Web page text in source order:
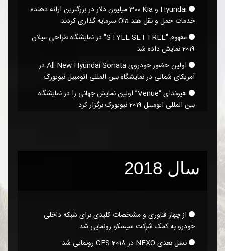
Hyundai و Kia‏ 300 میلیون دلار در بزرگترین ارائه دهنده
خدمات حمل و نقل هند Ola سرمایه گذاری کردند
مفهوم "STYLE SET FREE" در نمایشگاه طراحی میلان
2019 نمایش داده شد
اولین حضور خودروی All New Hyundai Sonata در
آمریکای شمالی در نمایشگاه بین المللی اتومبیل نیویورک
هیوندای “Venue” اولین نمایش جهانی را در نمایشگاه
بین المللی اتومبیل 2019 نیویورک برگزار کرد
سال 2018
از چهار فناوری و مشخصات کلیدی برای شبکه داخلی
خودرو به کمک شرکت سیسکو رونمایی شد
نسل بعدی NEXO در CES 2018 رونمایی شد